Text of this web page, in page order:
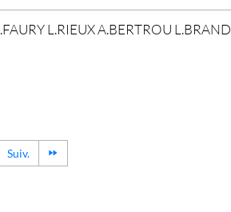
L.RIEUX A.BERTROU L.BRAND
Suiv.